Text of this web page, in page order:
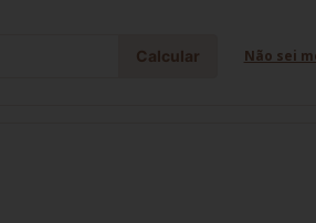
Calcular Não sei